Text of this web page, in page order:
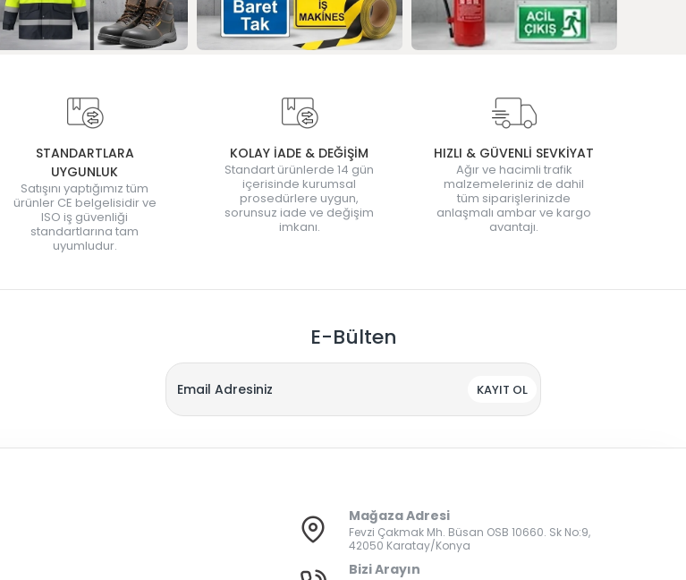
STANDARTLARA
UYGUNLUK
Satışını yaptığımız tüm
ürünler CE belgelisidir ve
ISO iş güvenliği
standartlarına tam
uyumludur.
KOLAY İADE & DEĞİŞİM
Standart ürünlerde 14 gün
içerisinde kurumsal
prosedürlere uygun,
sorunsuz iade ve değişim
imkanı.
HIZLI & GÜVENLİ SEVKİYAT
Ağır ve hacimli trafik
malzemeleriniz de dahil
tüm siparişlerinizde
anlaşmalı ambar ve kargo
avantajı.
E-Bülten
KAYIT OL
Mağaza Adresi
Fevzi Çakmak Mh. Büsan OSB 10660. Sk No:9,
42050 Karatay/Konya
Bizi Arayın